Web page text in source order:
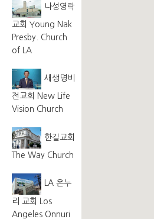
나성영락
교회 Young Nak
Presby. Church
of LA
새생명비
전교회 New Life
Vision Church
한길교회
The Way Church
LA 온누
리 교회 Los
Angeles Onnuri